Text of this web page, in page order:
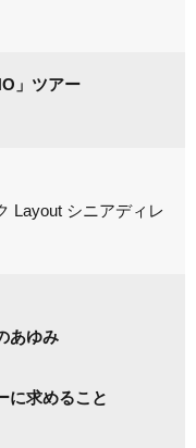
」ツアー
Layout シニアディレ
あゆみ
に求めること